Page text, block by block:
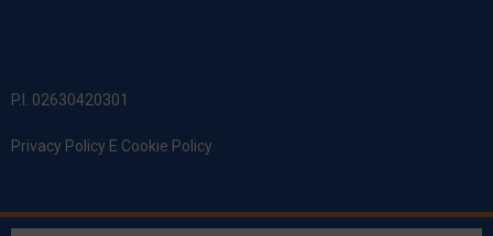
P.I. 02630420301
Privacy Policy E Cookie Policy